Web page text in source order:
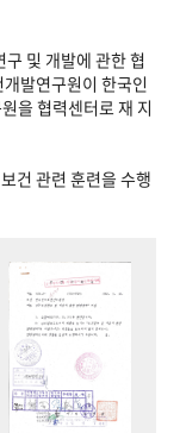
및 개발에 관한 협
발연구원이 한국인
을 협력센터로 재 지
건 관련 훈련을 수행